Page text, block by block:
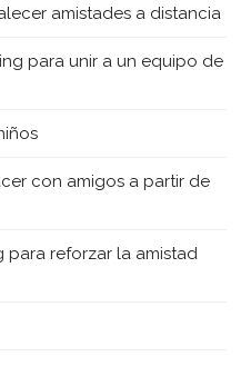
amistades a distancia
para unir a un equipo de
con amigos a partir de
para reforzar la amistad